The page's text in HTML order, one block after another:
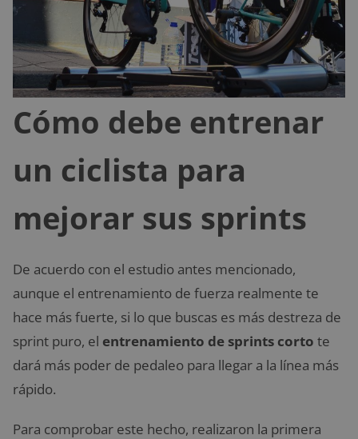
Cómo debe entrenar
un ciclista para
mejorar sus sprints
De acuerdo con el estudio antes mencionado,
aunque el entrenamiento de fuerza realmente te
hace más fuerte, si lo que buscas es más destreza de
sprint puro, el entrenamiento de sprints corto te
dará más poder de pedaleo para llegar a la línea más
rápido.
Para comprobar este hecho, realizaron la primera